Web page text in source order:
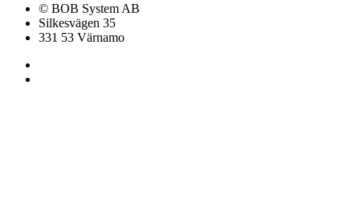
© BOB System AB
Silkesvägen 35
331 53 Värnamo